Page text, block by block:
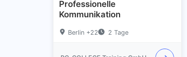
Professionelle
Kommunikation
Berlin +22 2 Tage